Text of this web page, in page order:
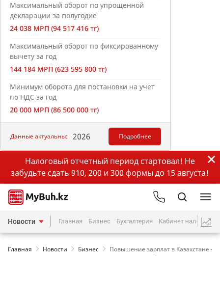
Максимальный оборот по упрощенной
декларации за полугодие
24 038 МРП (94 517 416 тг)
Максимальный оборот по фиксированному
вычету за год
144 184 МРП (623 595 800 тг)
Минимум оборота для постановки на учет
по НДС за год
20 000 МРП (86 500 000 тг)
Данные актуальны: 2026 Подробнее
Налоговый отчетный период стартовал! Не
забудьте сдать 910, 200 и 300 формы до 15 августа!
Новости Главная Бизнес Бухгалтерия Кабинет
Главная Новости Бизнес Повышение зарплат в Казахстане -